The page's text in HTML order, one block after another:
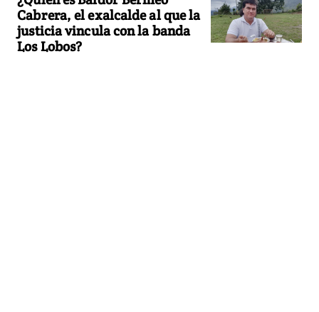
Cabrera, el exalcalde al que la
justicia vincula con la banda
Los Lobos?